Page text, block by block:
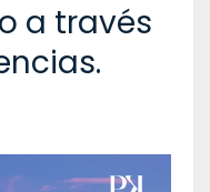
a través